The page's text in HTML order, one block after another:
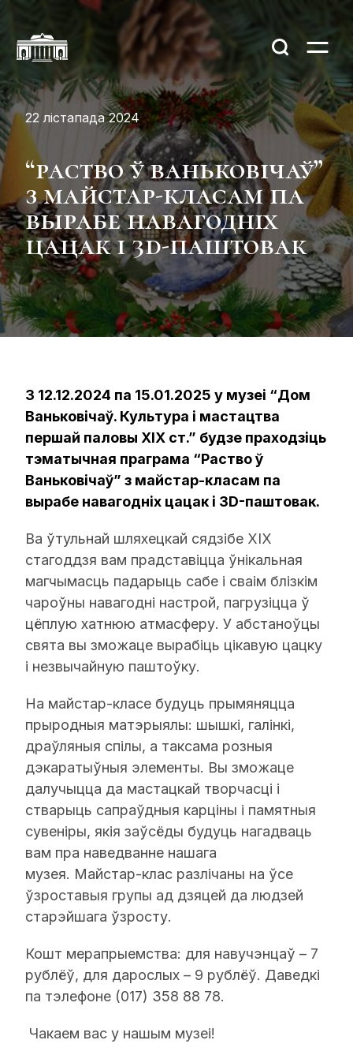
22 лістапада 2024
“раство ў ваньковічаў”
з майстар-класам па
вырабе навагодніх
цацак і 3d-паштовак
З 12.12.2024 па 15.01.2025 у музеі “Дом
Ваньковічаў. Культура і мастацтва
першай паловы XIX ст.” будзе праходзіць
тэматычная праграма “Раство ў
Ваньковічаў” з майстар-класам па
вырабе навагодніх цацак і 3D-паштовак.
Ва ўтульнай шляхецкай сядзібе ХІХ
стагоддзя вам прадставіцца ўнікальная
магчымасць падарыць сабе і сваім блізкім
чароўны навагодні настрой, пагрузіцца ў
цёплую хатнюю атмасферу. У абстаноўцы
свята вы зможаце вырабіць цікавую цацку
і незвычайную паштоўку.
На майстар-класе будуць прымяняцца
прыродныя матэрыялы: шышкі, галінкі,
драўляныя спілы, а таксама розныя
дэкаратыўныя элементы. Вы зможаце
далучыцца да мастацкай творчасці і
стварыць сапраўдныя карціны і памятныя
сувеніры, якія заўсёды будуць нагадваць
вам пра наведванне нашага
музея. Майстар-клас разлічаны на ўсе
ўзроставыя групы ад дзяцей да людзей
старэйшага ўзросту.
Кошт мерапрыемства: для навучэнцаў – 7
рублёў, для дарослых – 9 рублёў. Даведкі
па тэлефоне (017) 358 88 78.
Чакаем вас у нашым музеі!